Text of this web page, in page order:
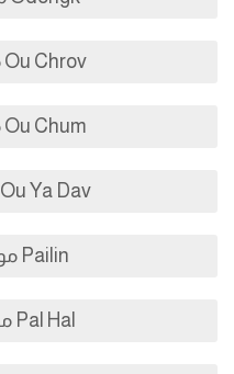
Ou Chrov مواعيد الصلاة
Ou Chum مواعيد الصلاة
Ou Ya Dav مواعيد الصلاة
Pailin مواعيد الصلاة
Pal Hal مواعيد الصلاة